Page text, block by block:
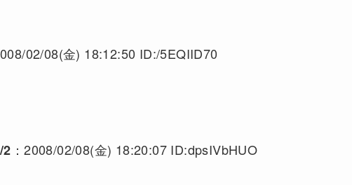
02/08(金) 18:12:50 ID:/5EQIID70
2 ：2008/02/08(金) 18:20:07 ID:dpsIVbHUO